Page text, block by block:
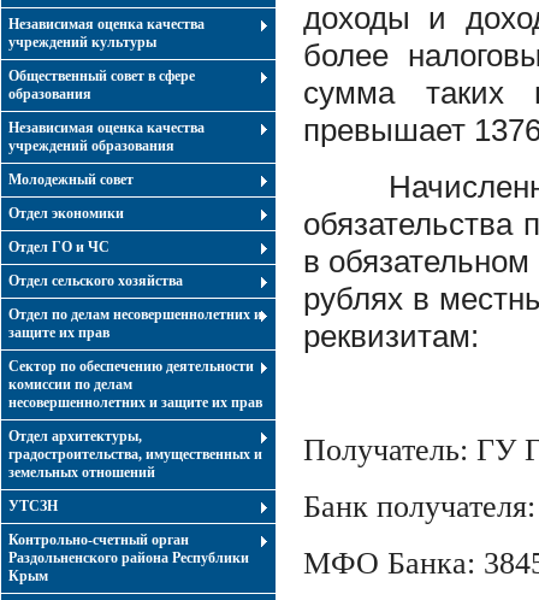
Независимая оценка качества
учреждений культуры
Общественный совет в сфере
образования
Независимая оценка качества
учреждений образования
Молодежный совет
Отдел экономики
Отдел ГО и ЧС
Отдел сельского хозяйства
Отдел по делам несовершеннолетних и
защите их прав
Сектор по обеспечению деятельности
комиссии по делам
несовершеннолетних и защите их прав
Отдел архитектуры,
градостроительства, имущественных и
земельных отношений
УТСЗН
Контрольно-счетный орган
Раздольненского района Республики
Крым
доходы и
более
сумма таких
превышает
обязательства
в
рублях в
реквизитам:
Получатель:
Банк
МФО Банка: